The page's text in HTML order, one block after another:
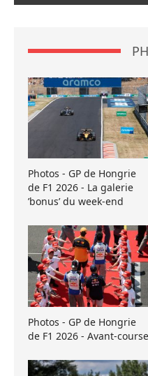
Photos - GP de Hongrie
de F1 2026 - La galerie
’bonus’ du week-end
Photos - GP de Hongrie
de F1 2026 - Avant-course